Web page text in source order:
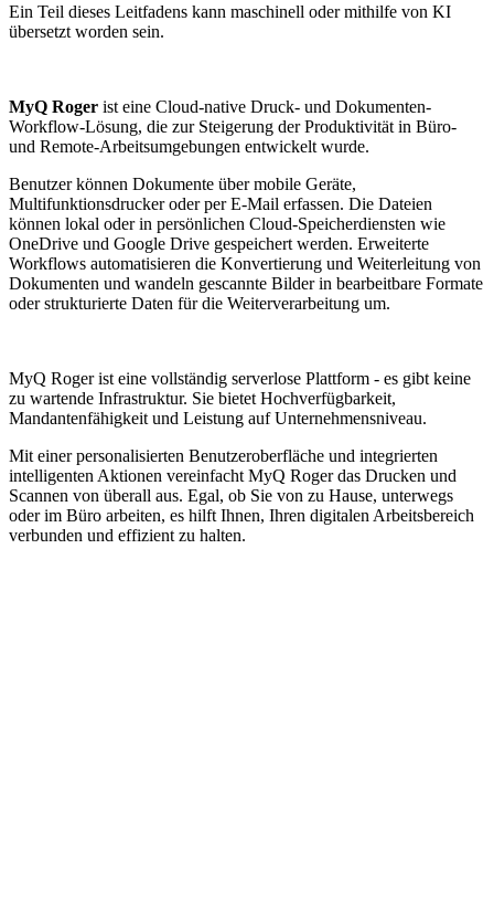
Ein Teil dieses Leitfadens kann maschinell oder mithilfe von KI
übersetzt worden sein.
MyQ Roger ist eine Cloud-native Druck- und Dokumenten-
Workflow-Lösung, die zur Steigerung der Produktivität in Büro-
und Remote-Arbeitsumgebungen entwickelt wurde.
Benutzer können Dokumente über mobile Geräte,
Multifunktionsdrucker oder per E-Mail erfassen. Die Dateien
können lokal oder in persönlichen Cloud-Speicherdiensten wie
OneDrive und Google Drive gespeichert werden. Erweiterte
Workflows automatisieren die Konvertierung und Weiterleitung von
Dokumenten und wandeln gescannte Bilder in bearbeitbare Formate
oder strukturierte Daten für die Weiterverarbeitung um.
MyQ Roger ist eine vollständig serverlose Plattform - es gibt keine
zu wartende Infrastruktur. Sie bietet Hochverfügbarkeit,
Mandantenfähigkeit und Leistung auf Unternehmensniveau.
Mit einer personalisierten Benutzeroberfläche und integrierten
intelligenten Aktionen vereinfacht MyQ Roger das Drucken und
Scannen von überall aus. Egal, ob Sie von zu Hause, unterwegs
oder im Büro arbeiten, es hilft Ihnen, Ihren digitalen Arbeitsbereich
verbunden und effizient zu halten.